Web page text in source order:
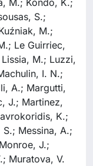
S.;
M.;
Le Guirriec,
M.; Luzzi,
I. N.;
A.; Margutti,
J.; Martinez,
K.;
Messina, A.;
J.;
Muratova, V.